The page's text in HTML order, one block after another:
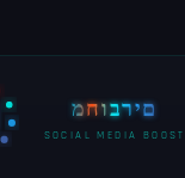
מחוברים
SOCIAL MEDIA BOOST